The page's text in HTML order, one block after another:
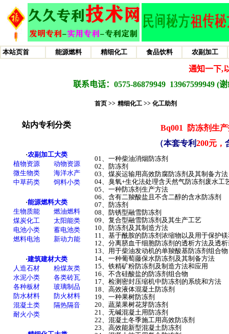
首页 >> 精细化工 >> 化工助剂
Bq001
防冻剂生
（本套专利200元，
01、一种柴油消烟防冻剂
02、防冻剂
03、煤炭运输用高效防腐防冻剂及其制备方法
04、臭氧+生化法处理含天然气防冻剂废水工
05、一种防冻剂生产方法
06、含有二羧酸盐且不含二醇的含水防冻剂
07、防冻剂
08、防锈型融雪防冻剂
09、复合型融雪防冻剂及其生产工艺
10、防冻剂及其制造方法
11、基于酰胺的防冻剂浓缩物以及用于保护
12、分离脐血干细胞防冻剂的透析方法及透
13、用于柴油发动机的单羧酸基防冻剂组合物
14、一种葡萄藤保水防冻剂及其制备方法
15、铁精矿粉防冻剂及制造方法和应用
16、不含硅酸盐的防冻剂组合物
17、检测密封压缩机中防冻剂的系统和方法
18、高效液体混凝土防冻剂
19、一种果树防冻剂
20、蔬菜果树花芽防冻剂
21、无碱混凝土用防冻剂
22、混凝土冬季施工用高效防冻剂
23、高效能新型混凝土防冻剂